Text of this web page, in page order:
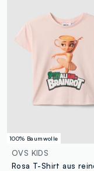
100% Baumwolle
OVS KIDS